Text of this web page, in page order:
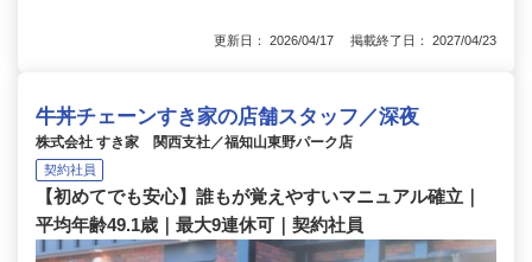
更新日： 2026/04/17 掲載終了日： 2027/04/23
牛丼チェーンすき家の店舗スタッフ／深夜
株式会社 すき家 関西支社／福知山東野パーク店
契約社員
【初めてでも安心】誰もが覚えやすいマニュアル確立｜
平均年齢49.1歳｜最大9連休可｜契約社員